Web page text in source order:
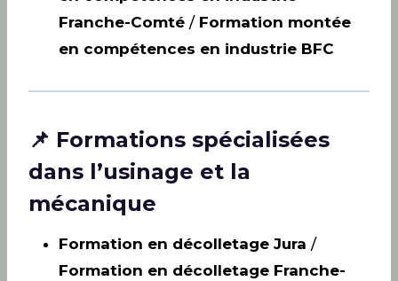
Franche-Comté / Formation montée
en compétences en industrie BFC
📌 Formations spécialisées
dans l’usinage et la
mécanique
Formation en décolletage Jura /
Formation en décolletage Franche-